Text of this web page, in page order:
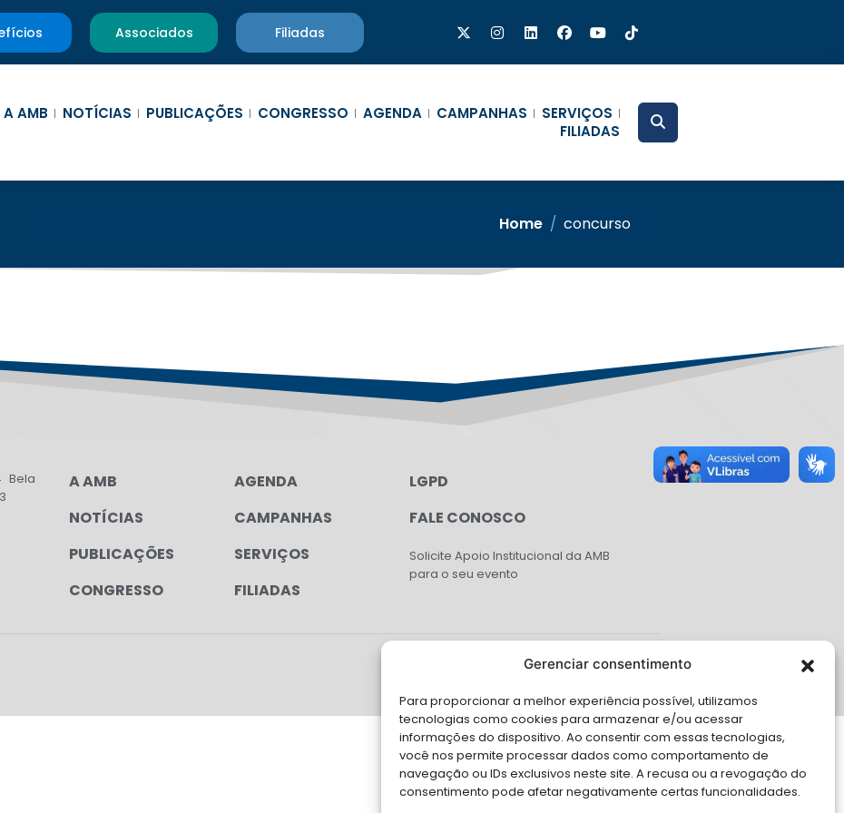
Gerenciar consentimento
Para proporcionar a melhor experiência possível, utilizamos
tecnologias como cookies para armazenar e/ou acessar
informações do dispositivo. Ao consentir com essas tecnologias,
você nos permite processar dados como comportamento de
navegação ou IDs exclusivos neste site. A recusa ou a revogação do
consentimento pode afetar negativamente certas funcionalidades.
Associados Filiadas
A AMB NOTÍCIAS PUBLICAÇÕES CONGRESSO AGENDA CAMPANHAS
SERVIÇOS
FILIADAS
Home / concurso
Bela
A AMB
NOTÍCIAS
PUBLICAÇÕES
CONGRESSO
AGENDA
CAMPANHAS
SERVIÇOS
FILIADAS
LGPD
FALE CONOSCO
Solicite Apoio Institucional da AMB
para o seu evento